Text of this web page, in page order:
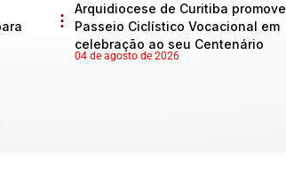
Arquidiocese de Curitiba promove
Passeio Ciclístico Vocacional em
celebração ao seu Centenário
04 de agosto de 2026